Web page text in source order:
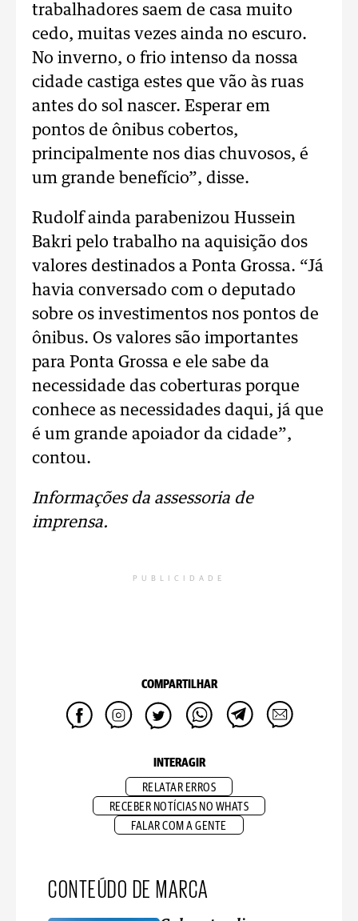
trabalhadores saem de casa muito
cedo, muitas vezes ainda no escuro.
No inverno, o frio intenso da nossa
cidade castiga estes que vão às ruas
antes do sol nascer. Esperar em
pontos de ônibus cobertos,
principalmente nos dias chuvosos, é
um grande benefício”, disse.
Rudolf ainda parabenizou Hussein
Bakri pelo trabalho na aquisição dos
valores destinados a Ponta Grossa. “Já
havia conversado com o deputado
sobre os investimentos nos pontos de
ônibus. Os valores são importantes
para Ponta Grossa e ele sabe da
necessidade das coberturas porque
conhece as necessidades daqui, já que
é um grande apoiador da cidade”,
contou.
Informações da assessoria de
imprensa.
PUBLICIDADE
COMPARTILHAR
INTERAGIR
RELATAR ERROS
RECEBER NOTÍCIAS NO WHATS
FALAR COM A GENTE
CONTEÚDO DE MARCA